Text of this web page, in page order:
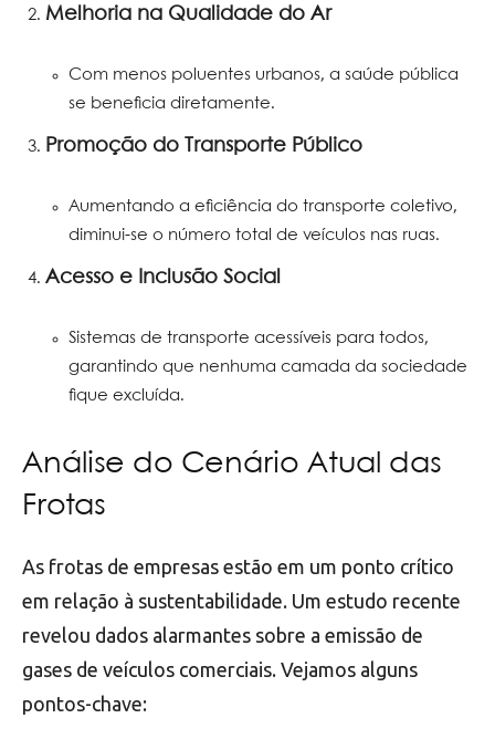
Melhoria na Qualidade do Ar
Com menos poluentes urbanos, a saúde pública
se beneficia diretamente.
Promoção do Transporte Público
Aumentando a eficiência do transporte coletivo,
diminui-se o número total de veículos nas ruas.
Acesso e Inclusão Social
Sistemas de transporte acessíveis para todos,
garantindo que nenhuma camada da sociedade
fique excluída.
Análise do Cenário Atual das
Frotas
As frotas de empresas estão em um ponto crítico
em relação à sustentabilidade. Um estudo recente
revelou dados alarmantes sobre a emissão de
gases de veículos comerciais. Vejamos alguns
pontos-chave: